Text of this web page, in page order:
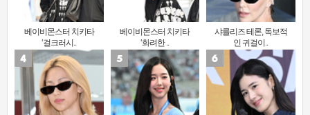
베이비몬스터 치키타
‘걸크러시..
베이비몬스터 치키타
‘화려한 ..
샤를리즈 테론, 독보적
인 귀걸이..